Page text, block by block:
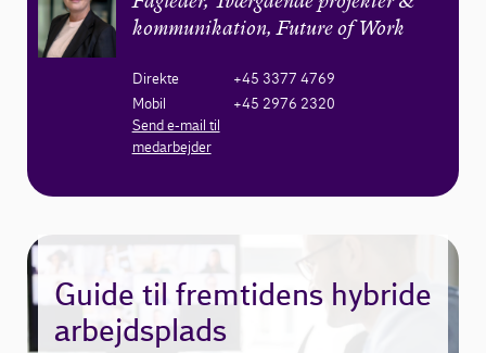
kommunikation, Future of Work
Direkte
+45 3377 4769
Mobil
+45 2976 2320
Send e-mail til
medarbejder
Guide til fremtidens hybride
arbejdsplads